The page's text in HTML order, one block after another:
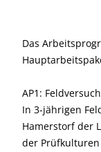
Das
AP1:
In 3-jährigen
Hamerstorf der
der